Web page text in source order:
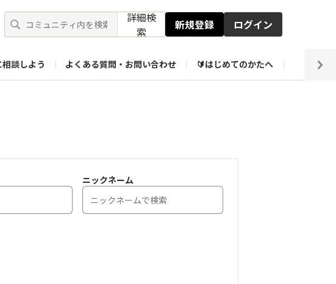
詳細検
索
新規登録 ログイン
談しよう よくある質問・お問い合わせ 🔰はじめてのかたへ 編集
ニックネーム